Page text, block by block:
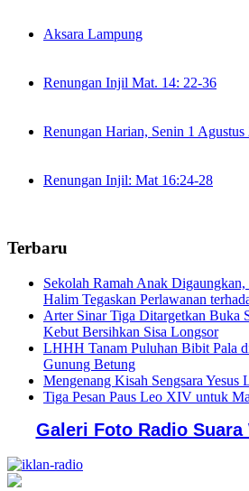
Aksara Lampung
Renungan Injil Mat. 14: 22-36
Renungan Harian, Senin 1 Agustus
Renungan Injil: Mat 16:24-28
Terbaru
Sekolah Ramah Anak
Halim Tegaskan Perlawanan
Arter Sinar Tiga Ditargetkan Buka
Kebut Bersihkan Sisa Longsor
LHHH Tanam Puluhan Bibit Pala
Gunung Betung
Mengenang Kisah Sengsara Yesus
Tiga Pesan Paus Leo XIV untuk
Galeri Foto Radio Suara